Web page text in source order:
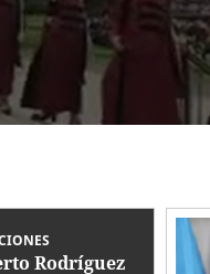
Rodríguez